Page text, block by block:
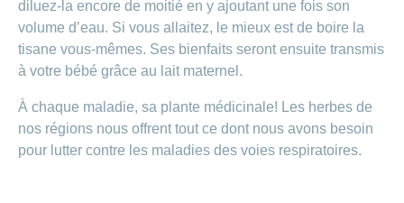
diluez-la encore de moitié en y ajoutant une fois son
volume d’eau. Si vous allaitez, le mieux est de boire la
tisane vous-mêmes. Ses bienfaits seront ensuite transmis
à votre bébé grâce au lait maternel.
À chaque maladie, sa plante médicinale! Les herbes de
nos régions nous offrent tout ce dont nous avons besoin
pour lutter contre les maladies des voies respiratoires.